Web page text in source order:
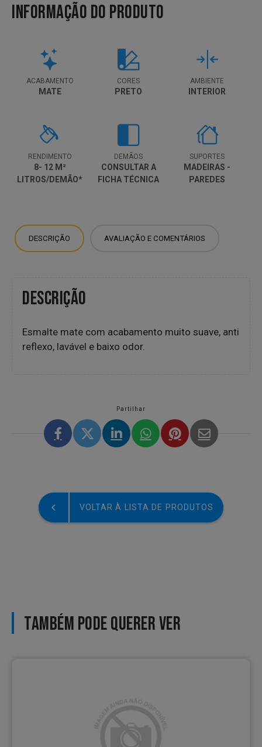
INFORMAÇÃO DO PRODUTO
ACABAMENTO
MATE
CORES
PRETO
AMBIENTE
INTERIOR
RENDIMENTO
8- 12 M²
LITROS/DEMÃO*
DEMÃOS
CONSULTAR A
FICHA TÉCNICA
SUPORTES
MADEIRAS -
PAREDES
DESCRIÇÃO AVALIAÇÃO E COMENTÁRIOS
DESCRIÇÃO
Esmalte mate com acabamento muito suave, anti
reflexo, lavável e baixo odor.
Partilhar
VOLTAR À LISTA DE PRODUTOS
TAMBÉM PODE QUERER VER